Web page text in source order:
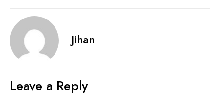
Jihan
Leave a Reply